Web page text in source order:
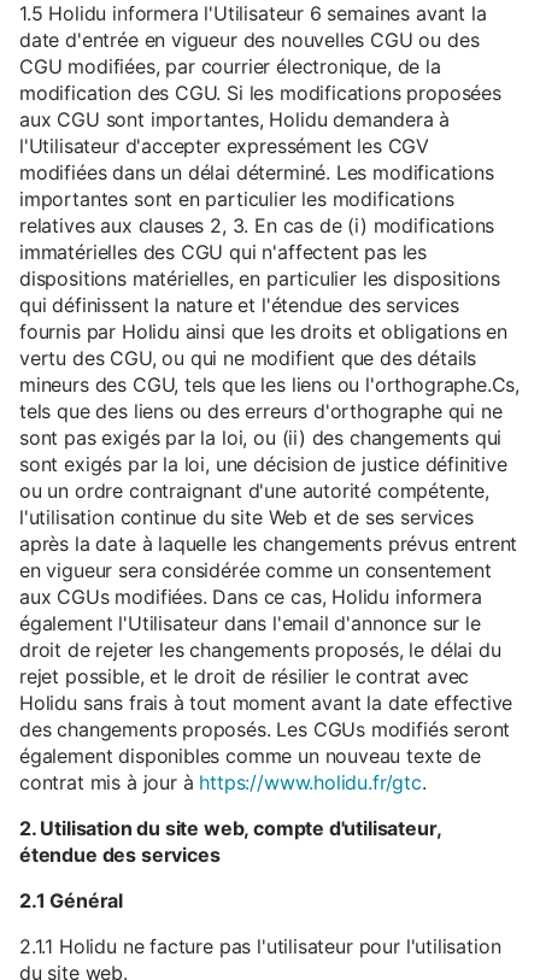
1.5 Holidu informera l'Utilisateur 6 semaines avant la
date d'entrée en vigueur des nouvelles CGU ou des
CGU modifiées, par courrier électronique, de la
modification des CGU. Si les modifications proposées
aux CGU sont importantes, Holidu demandera à
l'Utilisateur d'accepter expressément les CGV
modifiées dans un délai déterminé. Les modifications
importantes sont en particulier les modifications
relatives aux clauses 2, 3. En cas de (i) modifications
immatérielles des CGU qui n'affectent pas les
dispositions matérielles, en particulier les dispositions
qui définissent la nature et l'étendue des services
fournis par Holidu ainsi que les droits et obligations en
vertu des CGU, ou qui ne modifient que des détails
mineurs des CGU, tels que les liens ou l'orthographe.Cs,
tels que des liens ou des erreurs d'orthographe qui ne
sont pas exigés par la loi, ou (ii) des changements qui
sont exigés par la loi, une décision de justice définitive
ou un ordre contraignant d'une autorité compétente,
l'utilisation continue du site Web et de ses services
après la date à laquelle les changements prévus entrent
en vigueur sera considérée comme un consentement
aux CGUs modifiées. Dans ce cas, Holidu informera
également l'Utilisateur dans l'email d'annonce sur le
droit de rejeter les changements proposés, le délai du
rejet possible, et le droit de résilier le contrat avec
Holidu sans frais à tout moment avant la date effective
des changements proposés. Les CGUs modifiés seront
également disponibles comme un nouveau texte de
contrat mis à jour à https://www.holidu.fr/gtc.
2. Utilisation du site web, compte d'utilisateur,
étendue des services
2.1 Général
2.1.1 Holidu ne facture pas l'utilisateur pour l'utilisation
du site web.